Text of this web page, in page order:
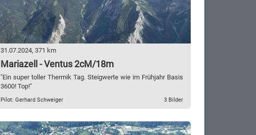
31.07.2024, 371 km
Mariazell - Ventus 2cM/18m
"Ein super toller Thermik Tag. Steigwerte wie im Frühjahr Basis
3600! Top!"
Pilot: Gerhard Schweiger 3 Bilder